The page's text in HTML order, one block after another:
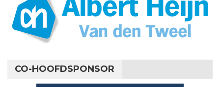
CO-HOOFDSPONSOR